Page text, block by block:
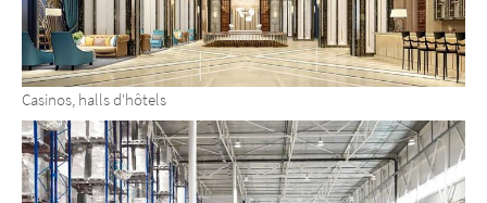
Casinos, halls d'hôtels